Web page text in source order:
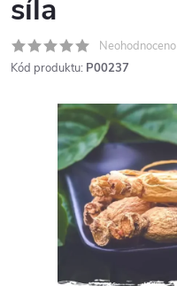
síla
Neohodnoceno
Kód produktu: P00237